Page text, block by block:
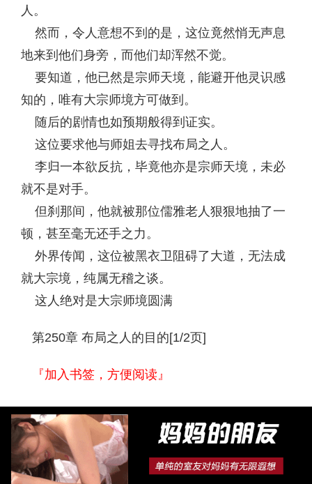
人。
然而，令人意想不到的是，这位竟然悄无声息
地来到他们身旁，而他们却浑然不觉。
要知道，他已然是宗师天境，能避开他灵识感
知的，唯有大宗师境方可做到。
随后的剧情也如预期般得到证实。
这位要求他与师姐去寻找布局之人。
李归一本欲反抗，毕竟他亦是宗师天境，未必
就不是对手。
但刹那间，他就被那位儒雅老人狠狠地抽了一
顿，甚至毫无还手之力。
外界传闻，这位被黑衣卫阻碍了大道，无法成
就大宗境，纯属无稽之谈。
这人绝对是大宗师境圆满
第250章 布局之人的目的[1/2页]
『加入书签，方便阅读』